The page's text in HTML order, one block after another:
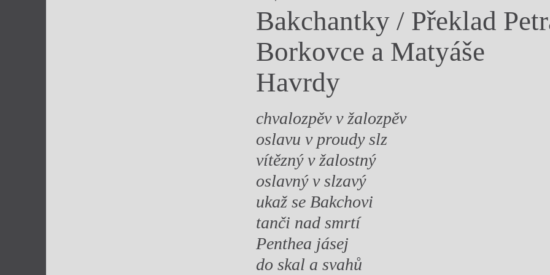
Výroční cenyBakchantky / Překlad
Borkovce a Matyáše
Havrdy
chvalozpěv v žalozpěv
oslavu v proudy slz
vítězný v žalostný
oslavný v slzavý
ukaž se Bakchovi
tanči nad smrtí
Penthea jásej
do skal a svahů